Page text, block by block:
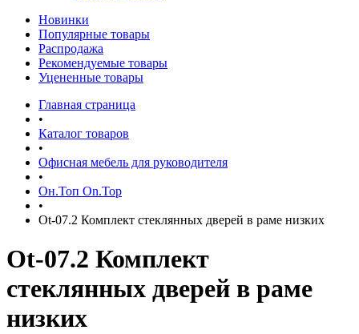
Новинки
Популярные товары
Распродажа
Рекомендуемые товары
Уцененные товары
Главная страница
•
Каталог товаров
•
Офисная мебель для руководителя
•
Он.Топ On.Top
•
Ot-07.2 Комплект стеклянных дверей в раме низких
Ot-07.2 Комплект
стеклянных дверей в раме
низких